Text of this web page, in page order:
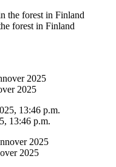
forest in Finland
2025
13:46 p.m.
2025